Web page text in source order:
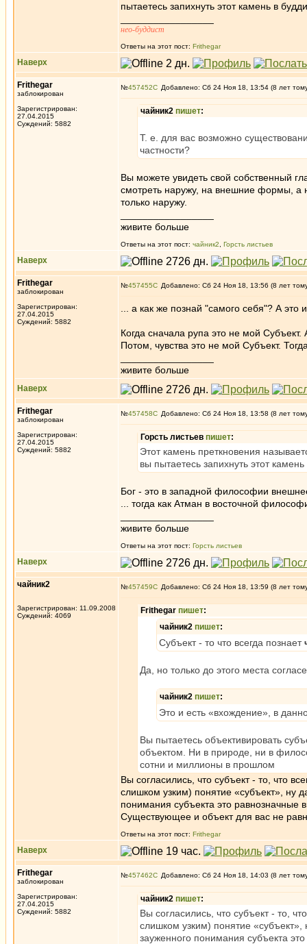
пытаетесь запихнуть этот камень в
нео-буддист
Ответы на этот пост: Frithegar
Наверх
Frithegar
заблокирован
Зарегистрирован:
27.04.2015
Суждений: 5882
№457452 Добавлено: Сб 24 Ноя 18, 13:54 (8 лет
чайник2 пишет:
Т. е. для вас возможно
частности?
Вы можете увидеть свой собственный
смотреть наружу, на внешние формы, а
только наружу.
живите больше
Ответы на этот пост: чайник2 Горсть листьев
Наверх
Frithegar
заблокирован
Зарегистрирован:
27.04.2015
Суждений: 5882
№457455 Добавлено: Сб 24 Ноя 18, 13:56 (8 лет
... а как же познай "самого себя"? А
Когда сначала рупа это не мой
Потом, чувства это не мой Субъект.
живите больше
Наверх
Frithegar
заблокирован
Зарегистрирован:
27.04.2015
Суждений: 5882
№457458 Добавлено: Сб 24 Ноя 18, 13:58 (8 лет
Горсть листьев пишет:
Этот камень преткновения
вы пытаетесь запихнуть этот
Бог - это в западной философии
... тогда как Атман в восточной
живите больше
Ответы на этот пост: Горсть листьев
Наверх
чайник2
Зарегистрирован: 11.09.2008
Суждений: 4069
№457459 Добавлено: Сб 24 Ноя 18, 13:59 (8 лет
Frithegar пишет:
чайник2 пишет:
Субъект - то что всегда познает
Да, но только до этого места
чайник2 пишет:
Это и есть «вхождение», в
Вы пытаетесь объективировать
объектом. Ни в природе, ни в
сотни и миллионы в прошлом
Вы согласились, что субъект - то, что
слишком узким) понятие «субъект», ну
понимания субъекта это равнозначные
Существующее и объект для вас не
Ответы на этот пост: Frithegar
Наверх
Frithegar
заблокирован
Зарегистрирован:
27.04.2015
Суждений: 5882
№457462 Добавлено: Сб 24 Ноя 18, 14:03 (8 лет
чайник2 пишет:
Вы согласились, что субъект - то,
слишком узким) понятие «субъект»,
зауженного понимания субъекта